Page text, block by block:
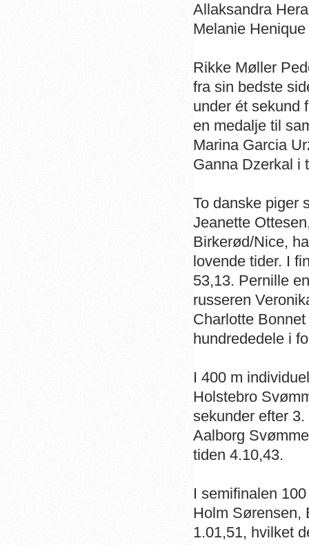
Allaksandra
Melanie
Rikke Møller
fra sin bedste
under ét sekund
en medalje til
Marina Garcia
Ganna Dzerkal i
To danske piger
Jeanette
Birkerød/Nice,
lovende tider. I
53,13. Pernille
russeren
Charlotte
hundrededele i
I 400 m
Holstebro
sekunder efter
Aalborg
tiden 4.10,43.
I semifinalen
Holm Sørensen,
1.01,51, hvilket